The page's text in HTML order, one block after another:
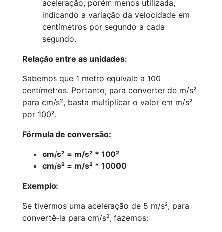
aceleração, porém menos utilizada,
indicando a variação da velocidade em
centímetros por segundo a cada
segundo.
Relação entre as unidades:
Sabemos que 1 metro equivale a 100
centímetros. Portanto, para converter de m/s²
para cm/s², basta multiplicar o valor em m/s²
por 100².
Fórmula de conversão:
cm/s² = m/s² * 100²
cm/s² = m/s² * 10000
Exemplo:
Se tivermos uma aceleração de 5 m/s², para
convertê-la para cm/s², fazemos: